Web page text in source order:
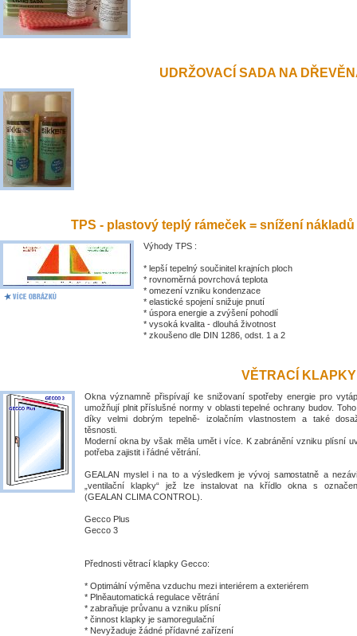
UDRŽOVACÍ SADA NA
TPS - plastový teplý rámeček = snížení
Výhody TPS :
* lepší tepelný součinitel krajních ploch
* rovnoměrná povrchová teplota
* omezení vzniku kondenzace
* elastické spojení snižuje pnutí
* úspora energie a zvýšení pohodlí
* vysoká kvalita - dlouhá životnost
* zkoušeno dle DIN 1286, odst. 1 a 2
VĚTRACÍ
Okna významně přispívají ke snižovaní spotřeby energie pro
umožňují plnit příslušné normy v oblasti tepelné ochrany budov.
díky velmi dobrým tepelně- izolačním vlastnostem a také
těsnosti.
Moderní okna by však měla umět i více. K zabránění vzniku plísní
potřeba zajistit i řádné větrání.
GEALAN myslel i na to a výsledkem je vývoj samostatně a
„ventilační klapky“ jež lze instalovat na křídlo okna s
(GEALAN CLIMA CONTROL).
Gecco Plus
Gecco 3
Přednosti větrací klapky Gecco:
* Optimální výměna vzduchu mezi interiérem a exteriérem
* Plněautomatická regulace větrání
* zabraňuje průvanu a vzniku plísní
* činnost klapky je samoregulační
* Nevyžaduje žádné přídavné zařízení